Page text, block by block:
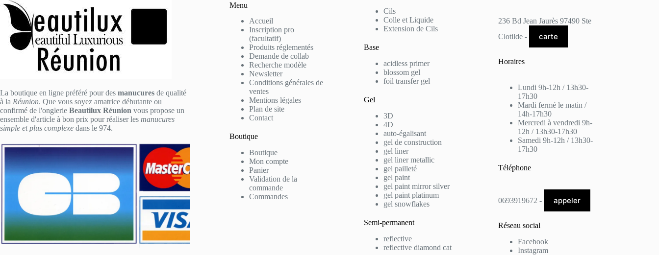
La boutique en ligne préféré pour des manucures de qualité
à la Réunion. Que vous soyez amatrice débutante ou
confirmé de l'onglerie Beautilux Réunion vous propose un
ensemble d'article à bon prix pour réaliser les manucures
simple et plus complexe dans le 974.
Menu
Accueil
Inscription pro
(facultatif)
Produits réglementés
Demande de collab
Recherche modèle
Newsletter
Conditions générales de
ventes
Mentions légales
Plan de site
Contact
Boutique
Boutique
Mon compte
Panier
Validation de la
commande
Commandes
Cils
Colle et Liquide
Extension de Cils
Base
acidless primer
blossom gel
foil transfer gel
Gel
3D
4D
auto-égalisant
gel de construction
gel liner
gel liner metallic
gel pailleté
gel paint
gel paint mirror silver
gel paint platinum
gel snowflakes
Semi-permanent
reflective
reflective diamond cat
236 Bd Jean Jaurès 97490 Ste
Clotilde -
carte
Horaires
Lundi 9h-12h / 13h30-
17h30
Mardi fermé le matin /
14h-17h30
Mercredi à vendredi 9h-
12h / 13h30-17h30
Samedi 9h-12h / 13h30-
17h30
Téléphone
0693919672 - appeler
Réseau social
Facebook
Instagram